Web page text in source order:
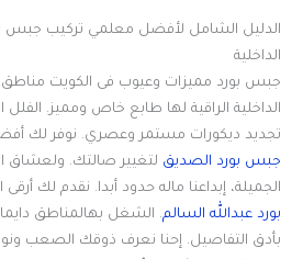
الدليل الشامل لأفضل معلمي تركيب جبس
الداخلية
جبس بورد مميزات وعيوب فى الكويت مناطق
الداخلية الراقية لها طابع خاص ومميز. الفلل
تجديد ديكورات مستمر وعصري. نوفر لك
جبس بورد الصديق لتغيير صالتك. ولعشاق
الجميلة، إبداعنا ماله حدود أبدا. نقدم لك
بورد عبدالله السالم. الشغل بهالمناطق دايما
بأدق التفاصيل. إحنا نعرف ذوقك الصعب